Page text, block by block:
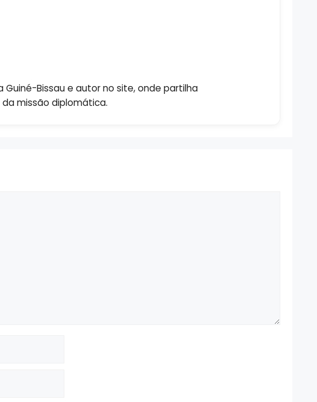
Guiné-Bissau e autor no site, onde partilha
missão diplomática.